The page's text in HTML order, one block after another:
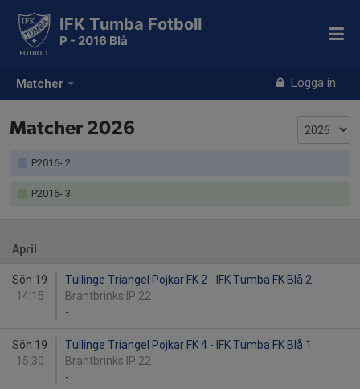
Matcher Logga in
IFK Tumba Fotboll
P - 2016 Blå
Matcher 2026
P2016- 2
P2016- 3
April
Sön 19
14:15
Tullinge Triangel Pojkar FK 2 - IFK Tumba FK Blå 2
Brantbrinks IP 22
-
Sön 19
15:30
Tullinge Triangel Pojkar FK 4 - IFK Tumba FK Blå 1
Brantbrinks IP 22
-